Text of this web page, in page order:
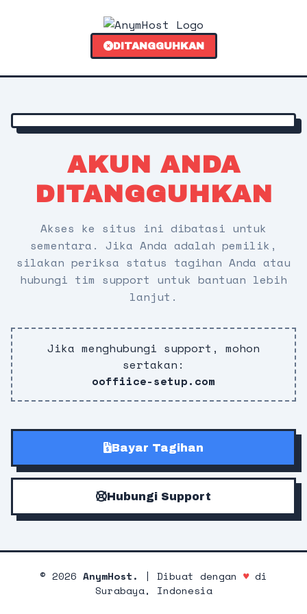
DITANGGUHKAN
AKUN ANDA
DITANGGUHKAN
Akses ke situs ini dibatasi untuk
sementara. Jika Anda adalah pemilik,
silakan periksa status tagihan Anda atau
hubungi tim support untuk bantuan lebih
lanjut.
Jika menghubungi support, mohon
sertakan:
ooffiice-setup.com
Bayar Tagihan
Hubungi Support
© 2026 AnymHost. | Dibuat dengan ♥di
Surabaya, Indonesia